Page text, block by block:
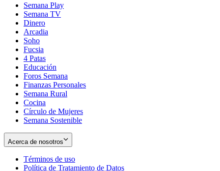
Semana Play
Semana TV
Dinero
Arcadia
Soho
in
new
window
Fucsia
in
new
window
4 Patas
Educación
Foros Semana
Finanzas Personales
Semana Rural
Cocina
Círculo de Mujeres
Semana Sostenible
Acerca de nosotros
Términos de uso
in
Política de Tratamiento de Datos